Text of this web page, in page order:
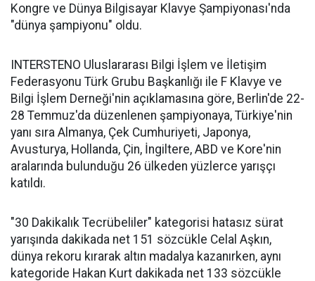
Kongre ve Dünya Bilgisayar Klavye Şampiyonası'nda
"dünya şampiyonu" oldu.
INTERSTENO Uluslararası Bilgi İşlem ve İletişim
Federasyonu Türk Grubu Başkanlığı ile F Klavye ve
Bilgi İşlem Derneği'nin açıklamasına göre, Berlin'de 22-
28 Temmuz'da düzenlenen şampiyonaya, Türkiye'nin
yanı sıra Almanya, Çek Cumhuriyeti, Japonya,
Avusturya, Hollanda, Çin, İngiltere, ABD ve Kore'nin
aralarında bulunduğu 26 ülkeden yüzlerce yarışçı
katıldı.
"30 Dakikalık Tecrübeliler" kategorisi hatasız sürat
yarışında dakikada net 151 sözcükle Celal Aşkın,
dünya rekoru kırarak altın madalya kazanırken, aynı
kategoride Hakan Kurt dakikada net 133 sözcükle